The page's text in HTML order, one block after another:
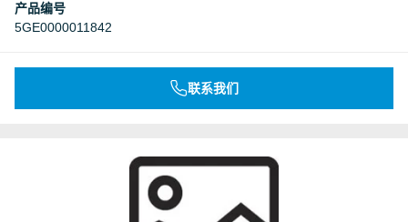
产品编号
5GE0000011842
联系我们